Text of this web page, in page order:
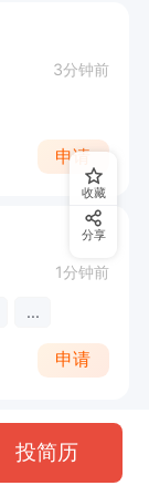
3分钟前
申请
1分钟前
...
申请
收藏
分享
投简历